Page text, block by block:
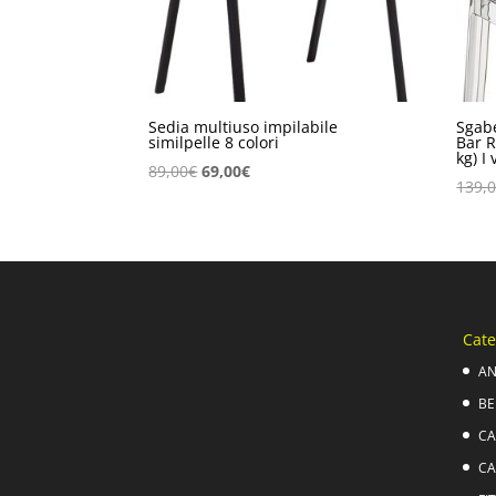
Sedia multiuso impilabile
similpelle 8 colori
89,00€Il
69,00€Il
Bar
kg) I